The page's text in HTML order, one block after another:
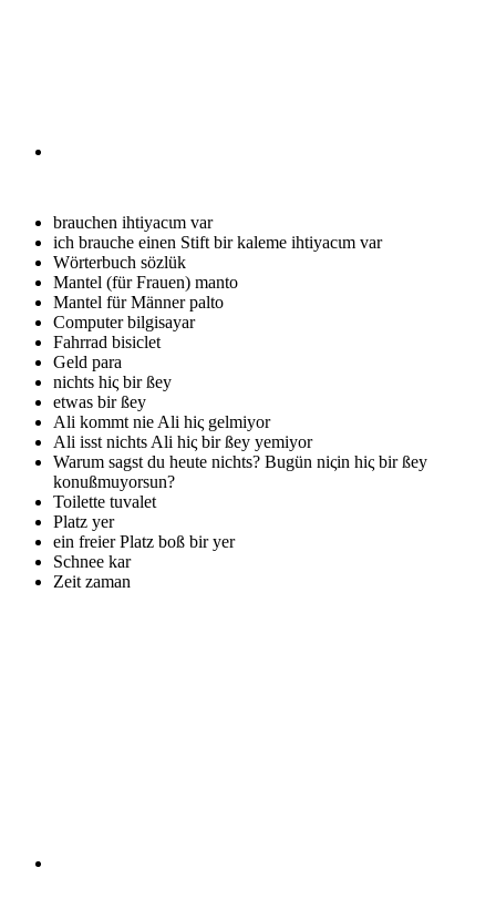
brauchen ihtiyacιm var
ich brauche einen Stift bir kaleme ihtiyacιm var
Wörterbuch sözlük
Mantel (für Frauen) manto
Mantel für Männerpalto
Computerbilgisayar
Fahrrad bisiclet
Geld para
nichts hiς bir ßey
etwas bir ßey
Ali kommt nie Ali hiς gelmiyor
Ali isst nichts Ali hiς bir ßey yemiyor
Warum sagst du heute nichts? Bugün niςin hiς bir ßey
konußmuyorsun?
Toilette tuvalet
Platz yer
ein freier Platz boß bir yer
Schnee kar
Zeit zaman